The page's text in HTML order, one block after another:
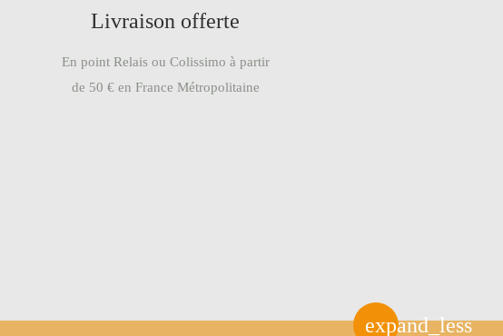
Livraison offerte
En point Relais ou Colissimo à partir
de 50 € en France Métropolitaine
expand_less